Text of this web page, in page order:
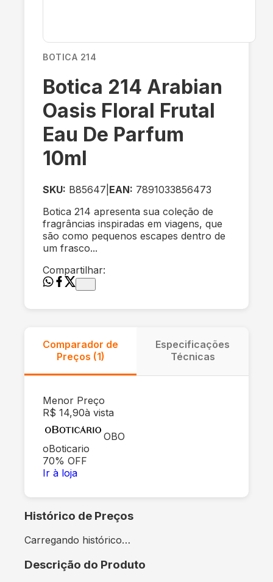
BOTICA 214
Botica 214 Arabian
Oasis Floral Frutal
Eau De Parfum
10ml
SKU: B85647 EAN: 7891033856473
Botica 214 apresenta sua coleção de
fragrâncias inspiradas em viagens, que
são como pequenos escapes dentro de
um frasco...
Compartilhar:
Comparador de
Preços (1)
Especificações
Técnicas
Menor Preço
R$ 14,90à vista
OBO
oBoticario
70% OFF
Ir à loja
Histórico de Preços
Carregando histórico…
Descrição do Produto